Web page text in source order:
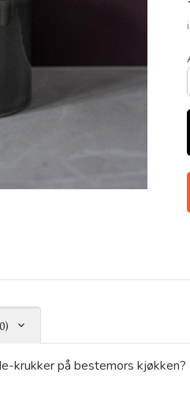
krukker på bestemors